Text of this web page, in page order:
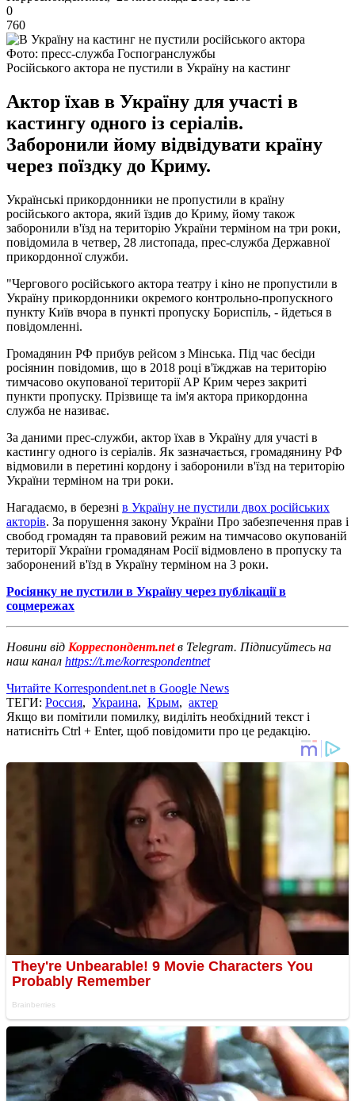
0
760
Фото: пресс-служба Госпогранслужбы
Російського актора не пустили в Україну на кастинг
Актор їхав в Україну для участі в
кастингу одного із серіалів.
Заборонили йому відвідувати країну
через поїздку до Криму.
Українські прикордонники не пропустили в країну
російського актора, який їздив до Криму, йому також
заборонили в'їзд на територію України терміном на три роки,
повідомила в четвер, 28 листопада, прес-служба Державної
прикордонної служби.
"Чергового російського актора театру і кіно не пропустили в
Україну прикордонники окремого контрольно-пропускного
пункту Київ вчора в пункті пропуску Бориспіль, - йдеться в
повідомленні.
Громадянин РФ прибув рейсом з Мінська. Під час бесіди
росіянин повідомив, що в 2018 році в'їжджав на територію
тимчасово окупованої території АР Крим через закриті
пункти пропуску. Прізвище та ім'я актора прикордонна
служба не називає.
За даними прес-служби, актор їхав в Україну для участі в
кастингу одного із серіалів. Як зазначається, громадянину РФ
відмовили в перетині кордону і заборонили в'їзд на територію
України терміном на три роки.
Нагадаємо, в березні в Україну не пустили двох російських
акторів. За порушення закону України Про забезпечення прав і
свобод громадян та правовий режим на тимчасово окупованій
території України громадянам Росії відмовлено в пропуску та
заборонений в'їзд в Україну терміном на 3 роки.
Росіянку не пустили в Україну через публікації в
соцмережах
Новини від Корреспондент.netв Telegram. Підписуйтесь на
наш канал https://t.me/korrespondentnet
Читайте Korrespondent.net в Google News
ТЕГИ: Россия, Украина, Крым, актер
Якщо ви помітили помилку, виділіть необхідний текст і
натисніть Ctrl + Enter, щоб повідомити про це редакцію.